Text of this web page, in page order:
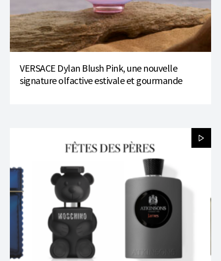
VERSACE Dylan Blush Pink, une nouvelle
signature olfactive estivale et gourmande